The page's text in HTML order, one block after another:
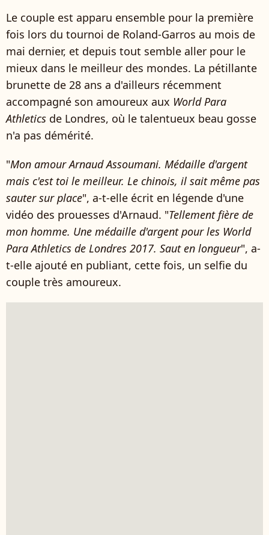
Le couple est apparu ensemble pour la première
fois lors du tournoi de Roland-Garros au mois de
mai dernier, et depuis tout semble aller pour le
mieux dans le meilleur des mondes. La pétillante
brunette de 28 ans a d'ailleurs récemment
accompagné son amoureux aux World Para
Athletics de Londres, où le talentueux beau gosse
n'a pas démérité.
"Mon amour Arnaud Assoumani. Médaille d'argent
mais c'est toi le meilleur. Le chinois, il sait même pas
sauter sur place", a-t-elle écrit en légende d'une
vidéo des prouesses d'Arnaud. "Tellement fière de
mon homme. Une médaille d'argent pour les World
Para Athletics de Londres 2017. Saut en longueur", a-
t-elle ajouté en publiant, cette fois, un selfie du
couple très amoureux.